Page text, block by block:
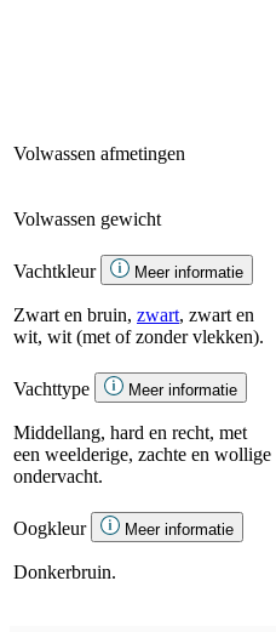
Volwassen afmetingen
Volwassen gewicht
Vachtkleur
Meer informatie
Zwart en bruin, zwart, zwart en
wit, wit (met of zonder vlekken).
Vachttype Meer informatie
Middellang, hard en recht, met
een weelderige, zachte en wollige
ondervacht.
Oogkleur Meer informatie
Donkerbruin.